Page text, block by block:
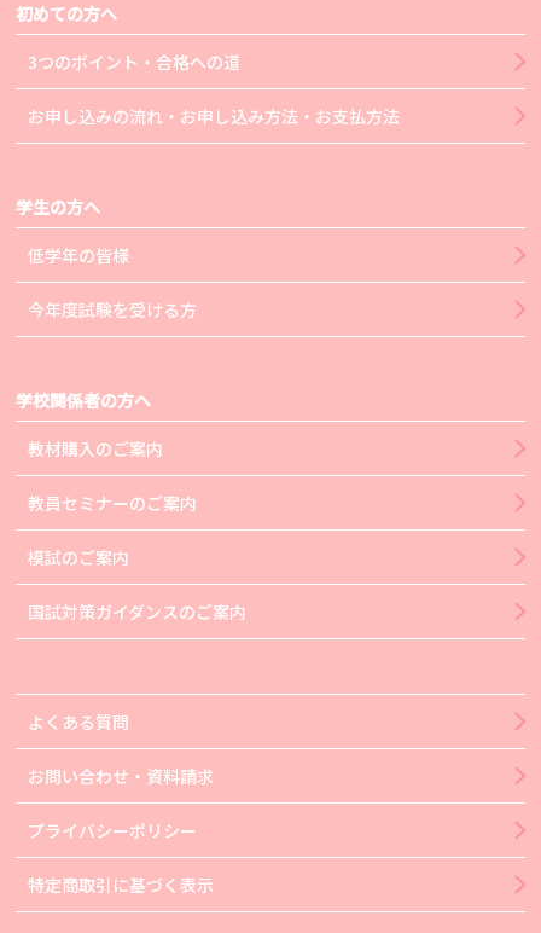
初めての方へ
3つのポイント・合格への道
お申し込みの流れ・お申し込み方法・お支払方法
学生の方へ
低学年の皆様
今年度試験を受ける方
学校関係者の方へ
教材購入のご案内
教員セミナーのご案内
模試のご案内
国試対策ガイダンスのご案内
よくある質問
お問い合わせ・資料請求
プライバシーポリシー
特定商取引に基づく表示